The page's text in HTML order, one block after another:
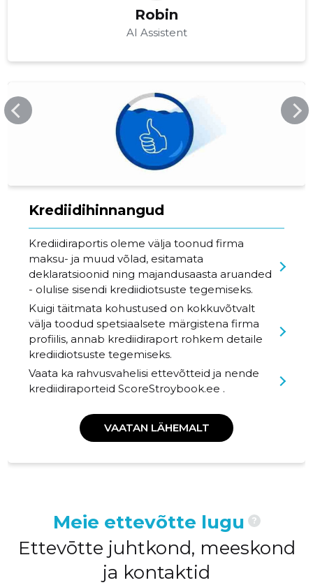
Robin
AI Assistent
Krediidihinnangud
Krediidiraportis oleme välja toonud firma
maksu- ja muud võlad, esitamata
deklaratsioonid ning majandusaasta aruanded
- olulise sisendi krediidiotsuste tegemiseks.
Kuigi täitmata kohustused on kokkuvõtvalt
välja toodud spetsiaalsete märgistena firma
profiilis, annab krediidiraport rohkem detaile
krediidiotsuste tegemiseks.
Vaata ka rahvusvahelisi ettevõtteid ja nende
krediidiraporteid ScoreStroybook.ee .
VAATAN LÄHEMALT
Meie ettevõtte lugu ?
Ettevōtte juhtkond, meeskond
ja kontaktid